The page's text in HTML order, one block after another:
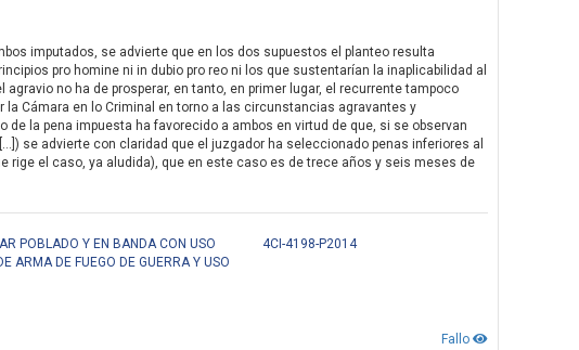
imputados, se advierte que en los dos supuestos el planteo resulta
pro homine ni in dubio pro reo ni los que sustentarían la inaplicabilidad al
no ha de prosperar, en tanto, en primer lugar, el recurrente tampoco
Cámara en lo Criminal en torno a las circunstancias agravantes y
la pena impuesta ha favorecido a ambos en virtud de que, si se observan
se advierte con claridad que el juzgador ha seleccionado penas inferiores al
rige el caso, ya aludida), que en este caso es de trece años y seis meses de
POBLADO Y EN BANDA CON USO
ARMA DE FUEGO DE GUERRA Y USO
4CI-4198-P2014
Fallo